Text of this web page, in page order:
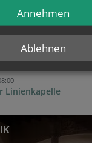
Hl. Messe, 9:15...
Linienkapelle
Ablehnen
Annehmen